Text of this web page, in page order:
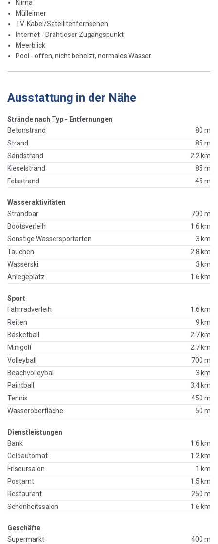
Klima
Mülleimer
TV-Kabel/Satellitenfernsehen
Internet - Drahtloser Zugangspunkt
Meerblick
Pool - offen, nicht beheizt, normales Wasser
Ausstattung in der Nähe
Strände nach Typ - Entfernungen
Betonstrand
80 m
Strand
85 m
Sandstrand
2.2 km
Kieselstrand
85 m
Felsstrand
45 m
Wasseraktivitäten
Strandbar
700 m
Bootsverleih
1.6 km
Sonstige Wassersportarten
3 km
Tauchen
2.8 km
Wasserski
3 km
Anlegeplatz
1.6 km
Sport
Fahrradverleih
1.6 km
Reiten
9 km
Basketball
2.7 km
Minigolf
2.7 km
Volleyball
700 m
Beachvolleyball
3 km
Paintball
3.4 km
Tennis
450 m
Wasseroberfläche
50 m
Dienstleistungen
Bank
1.6 km
Geldautomat
1.2 km
Friseursalon
1 km
Postamt
1.5 km
Restaurant
250 m
Schönheitssalon
1.6 km
Geschäfte
Supermarkt
400 m